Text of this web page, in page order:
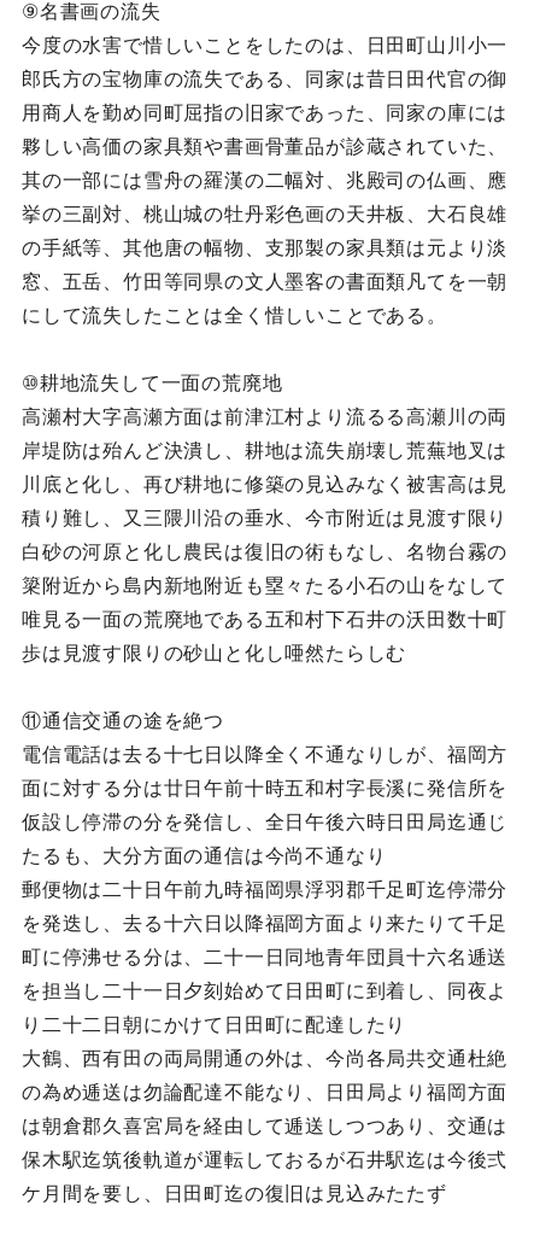
⑨名書画の流失
今度の水害で惜しいことをしたのは、日田町山川小一
郎氏方の宝物庫の流失である、同家は昔日田代官の御
用商人を勤め同町屈指の旧家であった、同家の庫には
夥しい高価の家具類や書画骨董品が診蔵されていた、
其の一部には雪舟の羅漢の二幅対、兆殿司の仏画、應
挙の三副対、桃山城の牡丹彩色画の天井板、大石良雄
の手紙等、其他唐の幅物、支那製の家具類は元より淡
窓、五岳、竹田等同県の文人墨客の書面類凡てを一朝
にして流失したことは全く惜しいことである。
⑩耕地流失して一面の荒廃地
高瀬村大字高瀬方面は前津江村より流るる高瀬川の両
岸堤防は殆んど決潰し、耕地は流失崩壊し荒蕪地叉は
川底と化し、再び耕地に修築の見込みなく被害高は見
積り難し、又三隈川沿の垂水、今市附近は見渡す限り
白砂の河原と化し農民は復旧の術もなし、名物台霧の
簗附近から島内新地附近も塁々たる小石の山をなして
唯見る一面の荒廃地である五和村下石井の沃田数十町
歩は見渡す限りの砂山と化し唖然たらしむ
⑪通信交通の途を絶つ
電信電話は去る十七日以降全く不通なりしが、福岡方
面に対する分は廿日午前十時五和村字長溪に発信所を
仮設し停滞の分を発信し、全日午後六時日田局迄通じ
たるも、大分方面の通信は今尚不通なり
郵便物は二十日午前九時福岡県浮羽郡千足町迄停滞分
を発迭し、去る十六日以降福岡方面より来たりて千足
町に停沸せる分は、二十一日同地青年団員十六名逓送
を担当し二十一日夕刻始めて日田町に到着し、同夜よ
り二十二日朝にかけて日田町に配達したり
大鶴、西有田の両局開通の外は、今尚各局共交通杜絶
の為め逓送は勿論配達不能なり、日田局より福岡方面
は朝倉郡久喜宮局を経由して逓送しつつあり、交通は
保木駅迄筑後軌道が運転しておるが石井駅迄は今後弍
ケ月間を要し、日田町迄の復旧は見込みたたず